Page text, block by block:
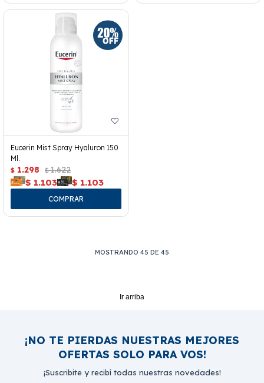
Eucerin Mist Spray Hyaluron 150
Ml.
$ 1.298 $ 1.622
$ 1.103 $ 1.103
MOSTRANDO 45 DE 45
Ir arriba
¡NO TE PIERDAS NUESTRAS MEJORES
OFERTAS SOLO PARA VOS!
¡Suscribite y recibí todas nuestras novedades!